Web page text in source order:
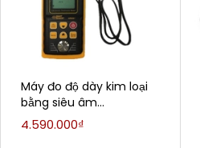
Máy đo độ dày kim loại
bằng siêu âm
SMARTSENSOR AR850
4.590.000₫